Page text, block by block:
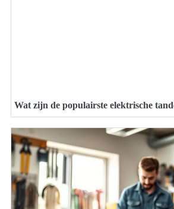
Wat zijn de populairste elektrische